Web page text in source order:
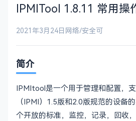
IPMITool 1.8.11 常用操
2021年3月24日 网络/安全可
简介
IPMItool是一个用于管理和配置，
（IPMI）1.5版和2.0版规范的设备
个开放的标准，监控，记录，回收